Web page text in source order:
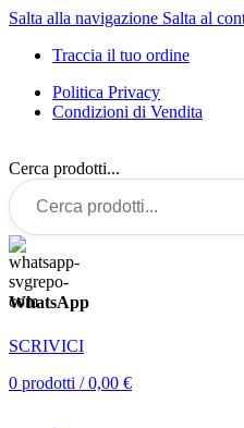
Salta alla navigazione Salta al
Traccia il tuo ordine
Politica Privacy
Condizioni di Vendita
Cerca prodotti...
WhatsApp
SCRIVICI
0 prodotti / 0,00 €